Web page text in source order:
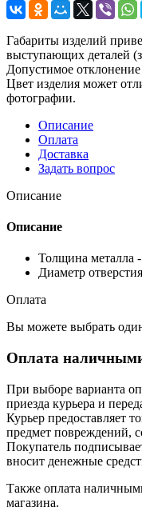
Габариты изделий
выступающих деталей
Допустимое
Цвет изделия может
фотографии.
Описание
Оплата
Доставка
Задать вопрос
Описание
Описание
Толщина металла
Диаметр
Оплата
Вы можете выбрать
Оплата
При выборе варианта
приезда курьера и
Курьер предоставляет
предмет повреждений,
Покупатель
вносит денежные
Также оплата
магазина.